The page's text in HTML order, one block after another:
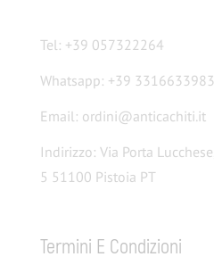
Tel: +39 057322264
Whatsapp: +39 3316633983
Email: ordini@anticachiti.it
Indirizzo: Via Porta Lucchese,
5 51100 Pistoia PT
Termini E Condizioni